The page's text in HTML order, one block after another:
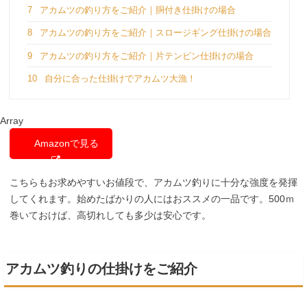
7 アカムツの釣り方をご紹介｜胴付き仕掛けの場合
8 アカムツの釣り方をご紹介｜スロージギング仕掛けの場合
9 アカムツの釣り方をご紹介｜片テンビン仕掛けの場合
10 自分に合った仕掛けでアカムツ大漁！
Array
Amazonで見る
こちらもお求めやすいお値段で、アカムツ釣りに十分な強度を発揮
してくれます。始めたばかりの人にはおススメの一品です。500ｍ
巻いておけば、高切れしても多少は安心です。
アカムツ釣りの仕掛けをご紹介